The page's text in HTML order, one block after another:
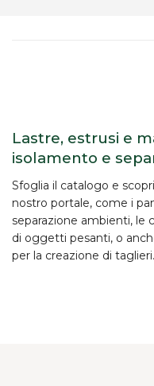
Lastre, estrusi e
isolamento e
Sfoglia il catalogo e
nostro portale, come i
separazione ambienti, le
di oggetti pesanti, o
per la creazione di taglieri.